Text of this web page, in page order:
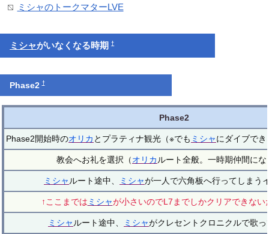
ミシャのトークマターLVE
ミシャがいなくなる時期†
Phase2†
Phase2
Phase2開始時のオリカ とプラティナ観光（※でも ミシャにダイブで
教会へお礼を選択（オリカ ルート全般。一時期仲間にな
ミシャ ルート途中、 ミシャが一人で六角板へ行ってしまう
↑ここまでは ミシャが小さいのでL7までしかクリアできない
ミシャ ルート途中、 ミシャがクレセントクロニクルで歌っ